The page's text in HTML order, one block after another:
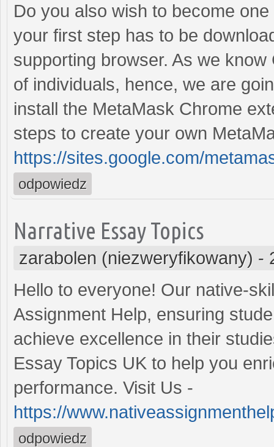
Do you also wish to become
your first step has to be
supporting browser. As we
of individuals, hence, we are
install the MetaMask Chrome
steps to create your own
https://sites.google.com/
odpowiedz
Narrative Essay Topics
zarabolen (niezweryfikowany) -
Hello to everyone! Our native-
Assignment Help, ensuring
achieve excellence in their
Essay Topics UK to help you
performance. Visit Us -
https://
odpowiedz